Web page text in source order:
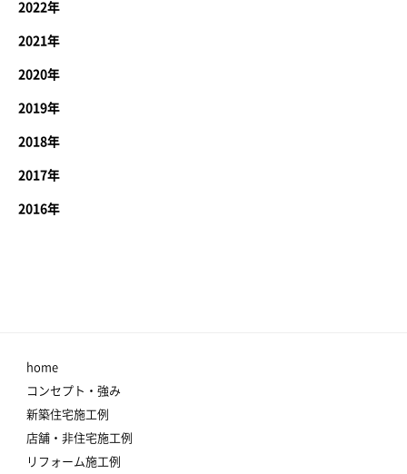
2022年
2021年
2020年
2019年
2018年
2017年
2016年
home
コンセプト・強み
新築住宅施工例
店舗・非住宅施工例
リフォーム施工例